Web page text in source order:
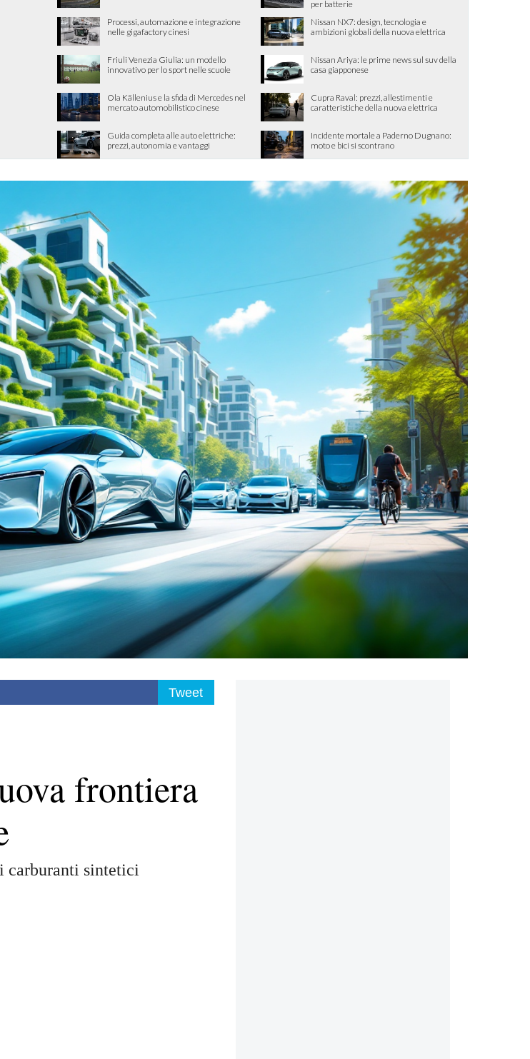
per batterie
Processi, automazione e integrazione
nelle gigafactory cinesi
Nissan NX7: design, tecnologia e
ambizioni globali della nuova elettrica
Friuli Venezia Giulia: un modello
innovativo per lo sport nelle scuole
Nissan Ariya: le prime news sul suv della
casa giapponese
Ola Källenius e la sfida di Mercedes nel
mercato automobilistico cinese
Cupra Raval: prezzi, allestimenti e
caratteristiche della nuova elettrica
Guida completa alle auto elettriche:
prezzi, autonomia e vantaggi
Incidente mortale a Paderno Dugnano:
moto e bici si scontrano
Tweet
frontiera
carburanti sintetici